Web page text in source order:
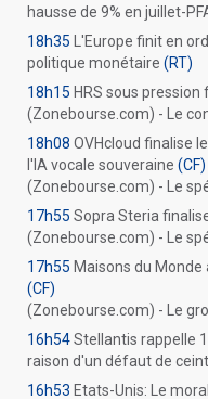
hausse de 9% en juillet-
18h35 L'Europe finit en
politique monétaire (RT)
18h15 HRS sous pression
(Zonebourse.com) - Le
18h08 OVHcloud finalise
l'IA vocale souveraine (CF)
(Zonebourse.com) - Le
17h55 Sopra Steria
(Zonebourse.com) - Le
17h55 Maisons du
(CF)
(Zonebourse.com) - Le
16h54Stellantis rappelle
raison d'un défaut de
16h53 Etats-Unis: Le